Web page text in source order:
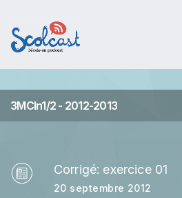
3MCIn1/2 - 2012-2013
Corrigé: exercice 01
20 septembre 2012